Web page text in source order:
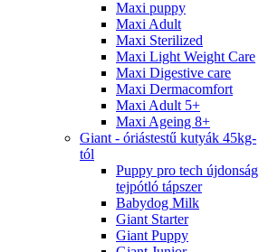
Maxi puppy
Maxi Adult
Maxi Sterilized
Maxi Light Weight Care
Maxi Digestive care
Maxi Dermacomfort
Maxi Adult 5+
Maxi Ageing 8+
Giant - óriástestű kutyák 45kg-
tól
Puppy pro tech újdonság
tejpótló tápszer
Babydog Milk
Giant Starter
Giant Puppy